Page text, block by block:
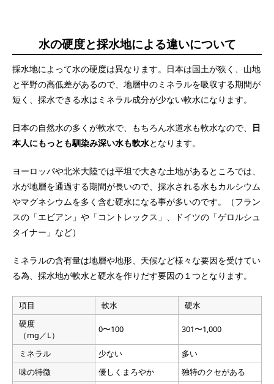
水の硬度と採水地による違いについて
採水地によって水の硬度は異なります。日本は国土が狭く、山地
と平野の高低差があるので、地層中のミネラルを吸収する期間が
短く、採水できる水はミネラル成分が少ない軟水になります。
日本の自然水の多くが軟水で、もちろん水道水も軟水なので、
日
本人にもっとも馴染み深い水も軟水となります。
ヨーロッパや北米大陸では平坦で大きな土地があるところでは、
水が地層を通過する期間が長いので、採水される水もカルシウム
やマグネシウムを多く含む硬水になる事が多いのです。（フラン
スの「エビアン」や「コントレックス」、ドイツの「ゲロルシュ
タイナー」など）
ミネラルの含有量は地層や地形、天候など様々な要因を受けてい
る為、採水地が軟水と硬水を作りだす要因の１つとなります。
項目 軟水
硬水
硬度
（mg／L）
0〜100 301〜1,000
ミネラル 少ない
多い
味の特徴
優しくまろやか 独特のクセがある